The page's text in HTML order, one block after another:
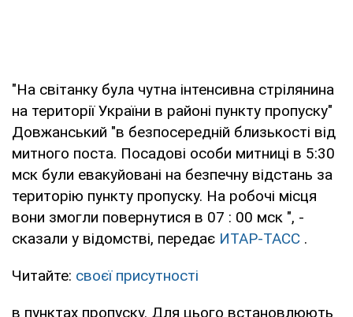
"На світанку була чутна інтенсивна стрілянина
на території України в районі пункту пропуску"
Довжанський "в безпосередній близькості від
митного поста. Посадові особи митниці в 5:30
мск були евакуйовані на безпечну відстань за
територію пункту пропуску. На робочі місця
вони змогли повернутися в 07 : 00 мск ", -
сказали у відомстві, передає ИТАР-ТАСС .
Читайте: своєї присутності
в пунктах пропуску. Для цього встановлюють